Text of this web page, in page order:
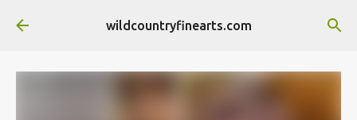
Langsung ke konten utama
wildcountryfinearts.com